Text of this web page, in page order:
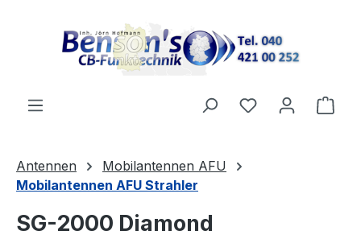
Du hast 0
Antennen
Mobilantennen AFU
Mobilantennen AFU Strahler
SG-2000 Diamond